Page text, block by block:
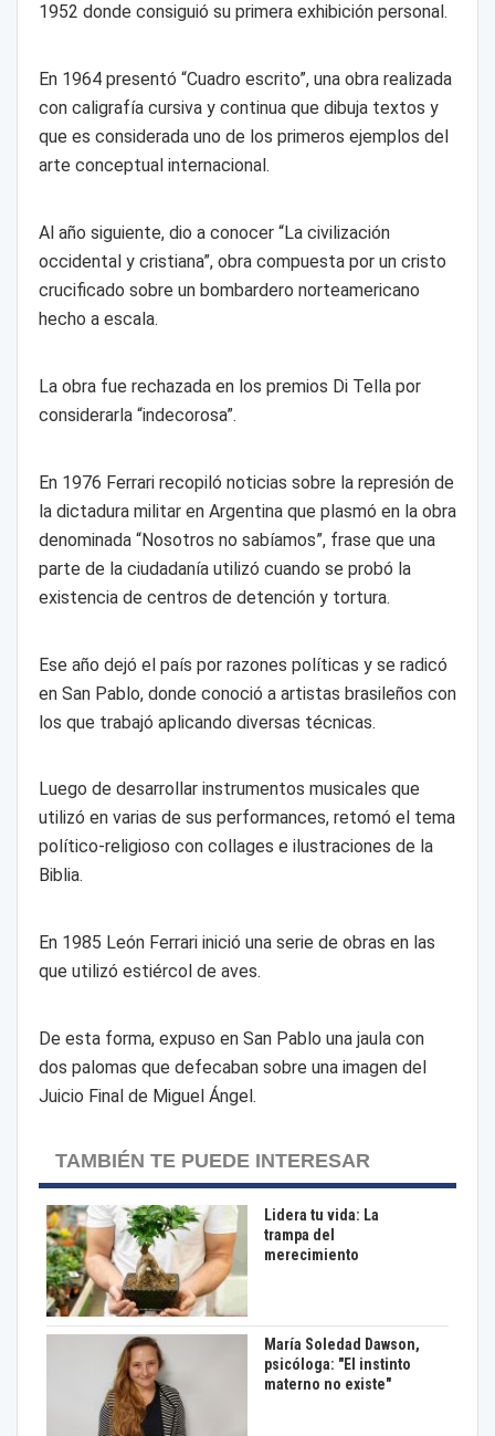
1952 donde consiguió su primera exhibición personal.
En 1964 presentó “Cuadro escrito”, una obra realizada
con caligrafía cursiva y continua que dibuja textos y
que es considerada uno de los primeros ejemplos del
arte conceptual internacional.
Al año siguiente, dio a conocer “La civilización
occidental y cristiana”, obra compuesta por un cristo
crucificado sobre un bombardero norteamericano
hecho a escala.
La obra fue rechazada en los premios Di Tella por
considerarla “indecorosa”.
En 1976 Ferrari recopiló noticias sobre la represión de
la dictadura militar en Argentina que plasmó en la obra
denominada “Nosotros no sabíamos”, frase que una
parte de la ciudadanía utilizó cuando se probó la
existencia de centros de detención y tortura.
Ese año dejó el país por razones políticas y se radicó
en San Pablo, donde conoció a artistas brasileños con
los que trabajó aplicando diversas técnicas.
Luego de desarrollar instrumentos musicales que
utilizó en varias de sus performances, retomó el tema
político-religioso con collages e ilustraciones de la
Biblia.
En 1985 León Ferrari inició una serie de obras en las
que utilizó estiércol de aves.
De esta forma, expuso en San Pablo una jaula con
dos palomas que defecaban sobre una imagen del
Juicio Final de Miguel Ángel.
TAMBIÉN TE PUEDE INTERESAR
Lidera tu vida: La
trampa del
merecimiento
María Soledad Dawson,
psicóloga: "El instinto
materno no existe"